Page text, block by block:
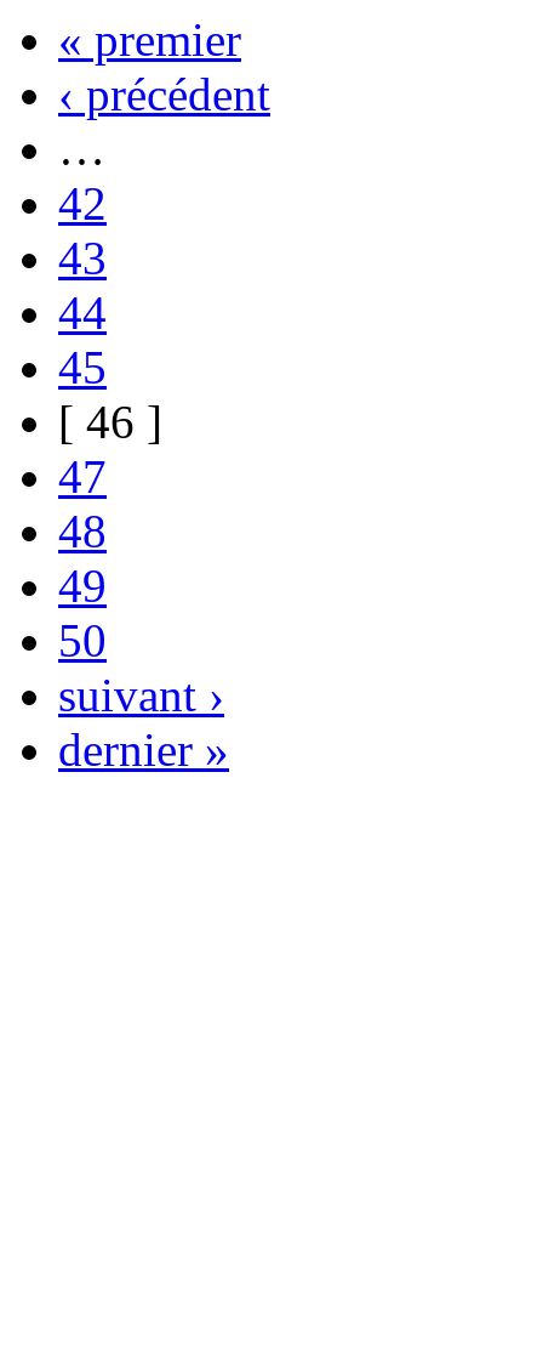
« premier
‹ précédent
…
42
43
44
45
[ 46 ]
47
48
49
50
suivant ›
dernier »